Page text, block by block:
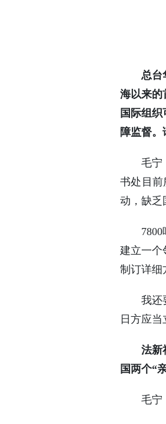
总台
海以来的
国际组
障监督。
毛宁
书处目
动，缺乏
建立一个
制订详细
我还
日方应当
法新
国两个“
毛宁